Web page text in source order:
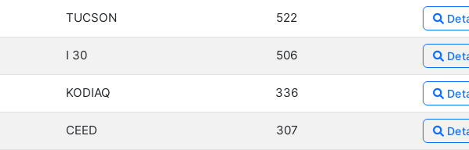
TUCSON 522
I 30 506
KODIAQ 336
CEED 307